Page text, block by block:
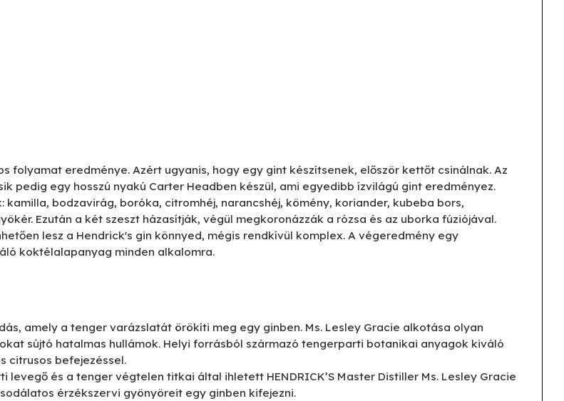
folyamat eredménye. Azért ugyanis, hogy egy gint készítsenek, először kettőt csinálnak. Az
pedig egy hosszú nyakú Carter Headben készül, ami egyedibb ízvilágú gint eredményez.
kamilla, bodzavirág, boróka, citromhéj, narancshéj, kömény, koriander, kubeba bors,
Ezután a két szeszt házasítják, végül megkoronázzák a rózsa és az uborka fúziójával.
lesz a Hendrick's gin könnyed, mégis rendkívül komplex. A végeredmény egy
koktélalapanyag minden alkalomra.
amely a tenger varázslatát örökíti meg egy ginben. Ms. Lesley Gracie alkotása olyan
sújtó hatalmas hullámok. Helyi forrásból származó tengerparti botanikai anyagok kiváló
citrusos befejezéssel.
levegő és a tenger végtelen titkai által ihletett HENDRICK’S Master Distiller Ms. Lesley Gracie
érzékszervi gyönyöreit egy ginben kifejezni.